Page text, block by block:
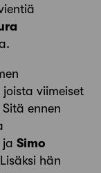
viimeiset
ennen
ja Simo
hän